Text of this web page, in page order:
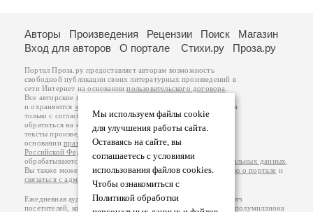
Мы используем файлы cookie
для улучшения работы сайта.
Оставаясь на сайте, вы
соглашаетесь с условиями
использования файлов cookies.
Чтобы ознакомиться с
Политикой обработки
Авторы Произведения Рецензии Поиск
Магазин
Вход для авторов
О портале Стихи.ру Проза.ру
Портал Проза.ру предоставляет авторам возможность
свободной публикации своих литературных произведений в
сети Интернет на основаниипользовательского договора
Все авторские права на произведения принадлежат авторам
и охраняются законом
. Перепечатка произведений возможна
только с согласия его автора, к которому вы можете
обратиться на его авторской странице. Ответственность за
тексты произведений авторы несут самостоятельно на
основанииправил публикацииизаконодательства
Российской Федерации
обрабатываются на основанииПолитики обработки персональных данных
Вы также можете посмотреть более подробнуюинформацию о портале и
связаться с администрацией
Ежедневная аудитория портала Проза.ру – порядка 100 тысяч
посетителей, которые в общей сумме просматривают более полумиллиона